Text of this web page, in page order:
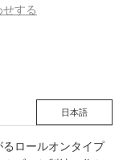
する
日本語
ロールオンタイプ